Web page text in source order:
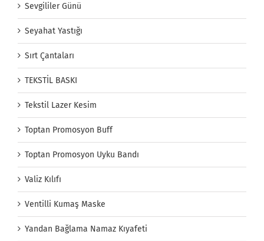
Sevgililer Günü
Seyahat Yastığı
Sırt Çantaları
TEKSTİL BASKI
Tekstil Lazer Kesim
Toptan Promosyon Buff
Toptan Promosyon Uyku Bandı
Valiz Kılıfı
Ventilli Kumaş Maske
Yandan Bağlama Namaz Kıyafeti